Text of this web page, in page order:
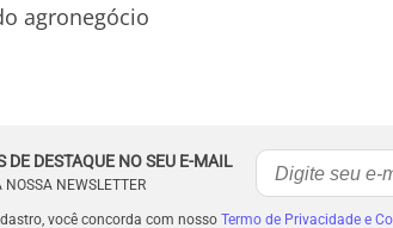
agronegócio
DE DESTAQUE NO SEU E-MAIL
NOSSA NEWSLETTER
você concorda com nosso Termo de Privacidade e